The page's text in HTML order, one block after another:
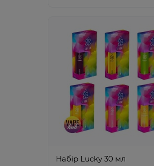
Набір Lucky 30 мл